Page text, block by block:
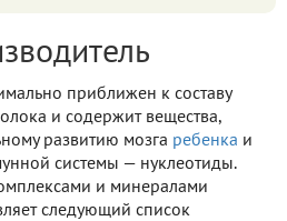
приближен к составу
и содержит вещества,
развитию мозга ребенка и
системы — нуклеотиды.
и минералами
следующий список